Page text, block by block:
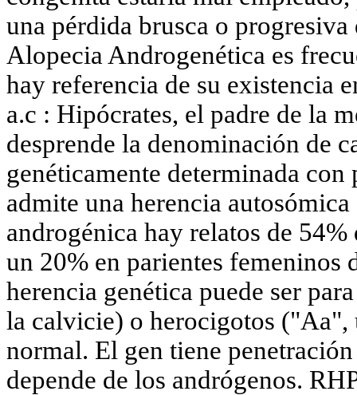
una pérdida brusca o
Alopecia Androgenética es
hay referencia de su existencia
a.c : Hipócrates, el padre de la
desprende la denominación de
genéticamente determinada
admite una herencia
androgénica hay relatos de
un 20% en parientes femeninos
herencia genética puede ser
la calvicie) o herocigotos
normal. El gen tiene
depende de los andrógenos.